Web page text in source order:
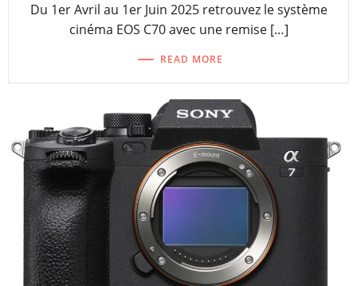
Du 1er Avril au 1er Juin 2025 retrouvez le système
cinéma EOS C70 avec une remise […]
READ MORE